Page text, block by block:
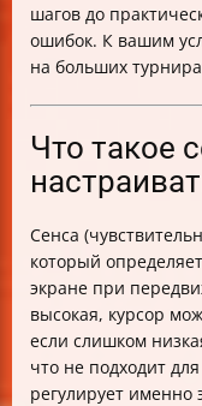
шагов до
ошибок. К вашим
на больших
Что такое
Сенса
который
экране при
высокая, курсор
если слишком
что не подходит
регулирует именно